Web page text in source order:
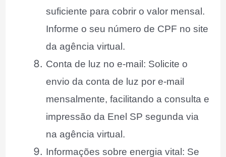
suficiente para cobrir o valor mensal.
Informe o seu número de CPF no site
da agência virtual.
Conta de luz no e-mail: Solicite o
envio da conta de luz por e-mail
mensalmente, facilitando a consulta e
impressão da Enel SP segunda via
na agência virtual.
Informações sobre energia vital: Se